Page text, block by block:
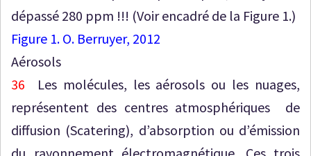
dépassé 280 ppm !!! (Voir encadré de la Figure 1.)
Figure 1. O. Berruyer, 2012
Aérosols
36 Les molécules, les aérosols ou les nuages,
représentent des centres atmosphériques de
diffusion (Scatering), d’absorption ou d’émission